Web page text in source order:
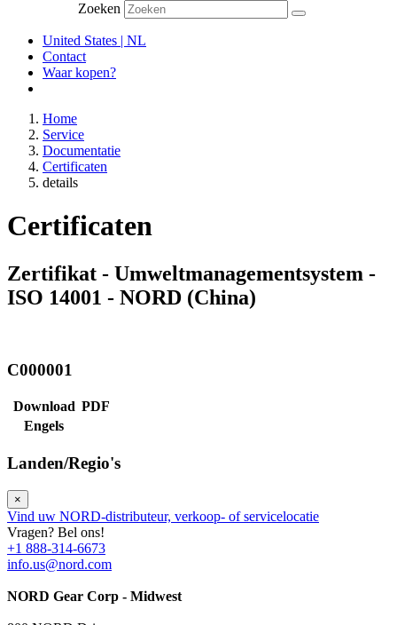
Zoeken
United States | NL
Contact
Waar kopen?
Home
Service
Documentatie
Certificaten
details
Certificaten
Zertifikat - Umweltmanagementsystem -
ISO 14001 - NORD (China)
C000001
Download PDF
Engels
Landen/Regio's
×
Vind uw NORD-distributeur, verkoop- of servicelocatie
Vragen? Bel ons!
+1 888-314-6673
info.us@nord.com
NORD Gear Corp - Midwest